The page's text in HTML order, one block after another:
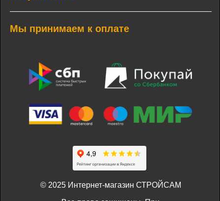
Мы принимаем к оплате
© 2025 Интернет-магазин СТРОЙСАМ